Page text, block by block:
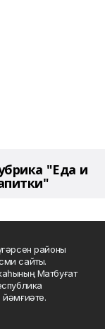
"Еда и
районы
сайты.
Матбуғат